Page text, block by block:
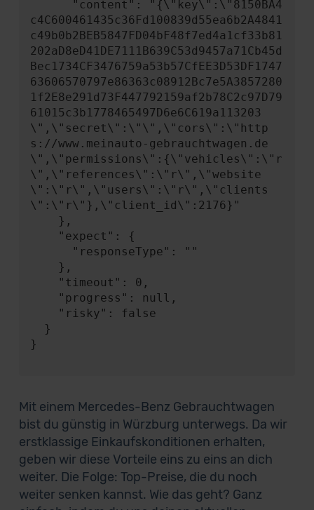
c4C600461435c36Fd100839d55ea6b2A4841
c49b0b2BEB5847FD04bF48f7ed4a1cf33b81
202aD8eD41DE7111B639C53d9457a71Cb45d
Bec1734CF3476759a53b57CfEE3D53DF1747
63606570797e86363c08912Bc7e5A3857280
1f2E8e291d73F447792159af2b78C2c97D79
61015c3b1778465497D6e6C619a113203
\",\"secret\":\"\",\"cors\":\"http
s://www.meinauto-gebrauchtwagen.de
\",\"permissions\":{\"vehicles\":\"r
\",\"references\":\"r\",\"website
\":\"r\",\"users\":\"r\",\"clients
\":\"r\"},\"client_id\":2176}"
}
Mit einem Mercedes-Benz Gebrauchtwagen
bist du günstig in Würzburg unterwegs. Da wir
erstklassige Einkaufskonditionen erhalten,
geben wir diese Vorteile eins zu eins an dich
weiter. Die Folge: Top-Preise, die du noch
weiter senken kannst. Wie das geht? Ganz